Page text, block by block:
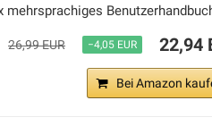
26,99 EUR −4,05 EUR 22,94
Bei Amazon